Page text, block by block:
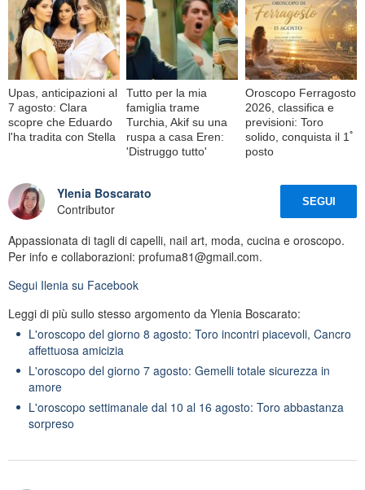
Upas, anticipazioni al
7 agosto: Clara
scopre che Eduardo
l'ha tradita con Stella
Tutto per la mia
famiglia trame
Turchia, Akif su una
ruspa a casa Eren:
'Distruggo tutto'
Oroscopo Ferragosto
2026, classifica e
previsioni: Toro
solido, conquista il 1ﾟ
posto
Ylenia Boscarato
Contributor
SEGUI
Appassionata di tagli di capelli, nail art, moda, cucina e oroscopo.
Per info e collaborazioni: profuma81@gmail.com.
Segui Ilenia su Facebook
Leggi di più sullo stesso argomento da Ylenia Boscarato:
L'oroscopo del giorno 8 agosto: Toro incontri piacevoli, Cancro
affettuosa amicizia
L'oroscopo del giorno 7 agosto: Gemelli totale sicurezza in
amore
L'oroscopo settimanale dal 10 al 16 agosto: Toro abbastanza
sorpreso